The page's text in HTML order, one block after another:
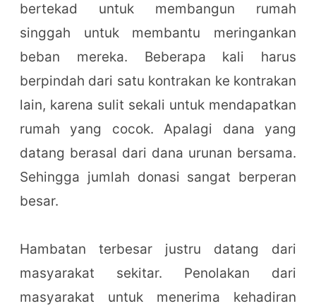
bertekad untuk membangun rumah
singgah untuk membantu meringankan
beban mereka. Beberapa kali harus
berpindah dari satu kontrakan ke kontrakan
lain, karena sulit sekali untuk mendapatkan
rumah yang cocok. Apalagi dana yang
datang berasal dari dana urunan bersama.
Sehingga jumlah donasi sangat berperan
besar.
Hambatan terbesar justru datang dari
masyarakat sekitar. Penolakan dari
masyarakat untuk menerima kehadiran